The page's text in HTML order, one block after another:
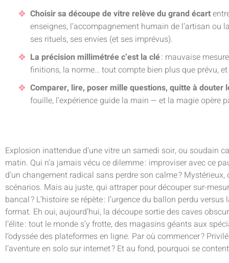
Choisir sa découpe de vitre relève du grand écart
enseignes, l’accompagnement humain de l’artisan ou
ses rituels, ses envies (et ses imprévus).
La précision millimétrée c’est la clé: mauvaise
finitions, la norme… tout compte bien plus que prévu,
Comparer, lire, poser mille questions, quitte à douter
fouille, l’expérience guide la main — et la magie opère
Explosion inattendue d’une vitre un samedi soir, ou soudain
matin. Qui n’a jamais vécu ce dilemme : improviser avec ce
d’un changement radical sans perdre son calme ?
scénarios. Mais au juste, qui attraper pour découper sur-
bancal ? L’histoire se répète : l’urgence du ballon perdu
format. Eh oui, aujourd’hui, la découpe sortie des caves
l’élite : tout le monde s’y frotte, des magasins géants aux
l’odyssée des plateformes en ligne. Par où commencer ?
l’aventure en solo sur internet ? Et au fond, pourquoi se